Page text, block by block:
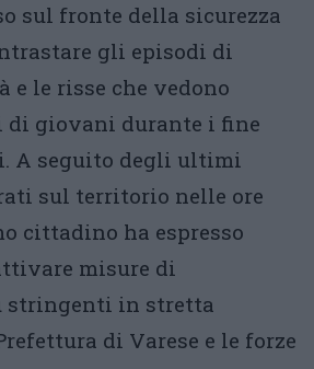
sul fronte della sicurezza
gli episodi di
le risse che vedono
giovani durante i fine
A seguito degli ultimi
sul territorio nelle ore
cittadino ha espresso
misure di
stringenti in stretta
di Varese e le forze